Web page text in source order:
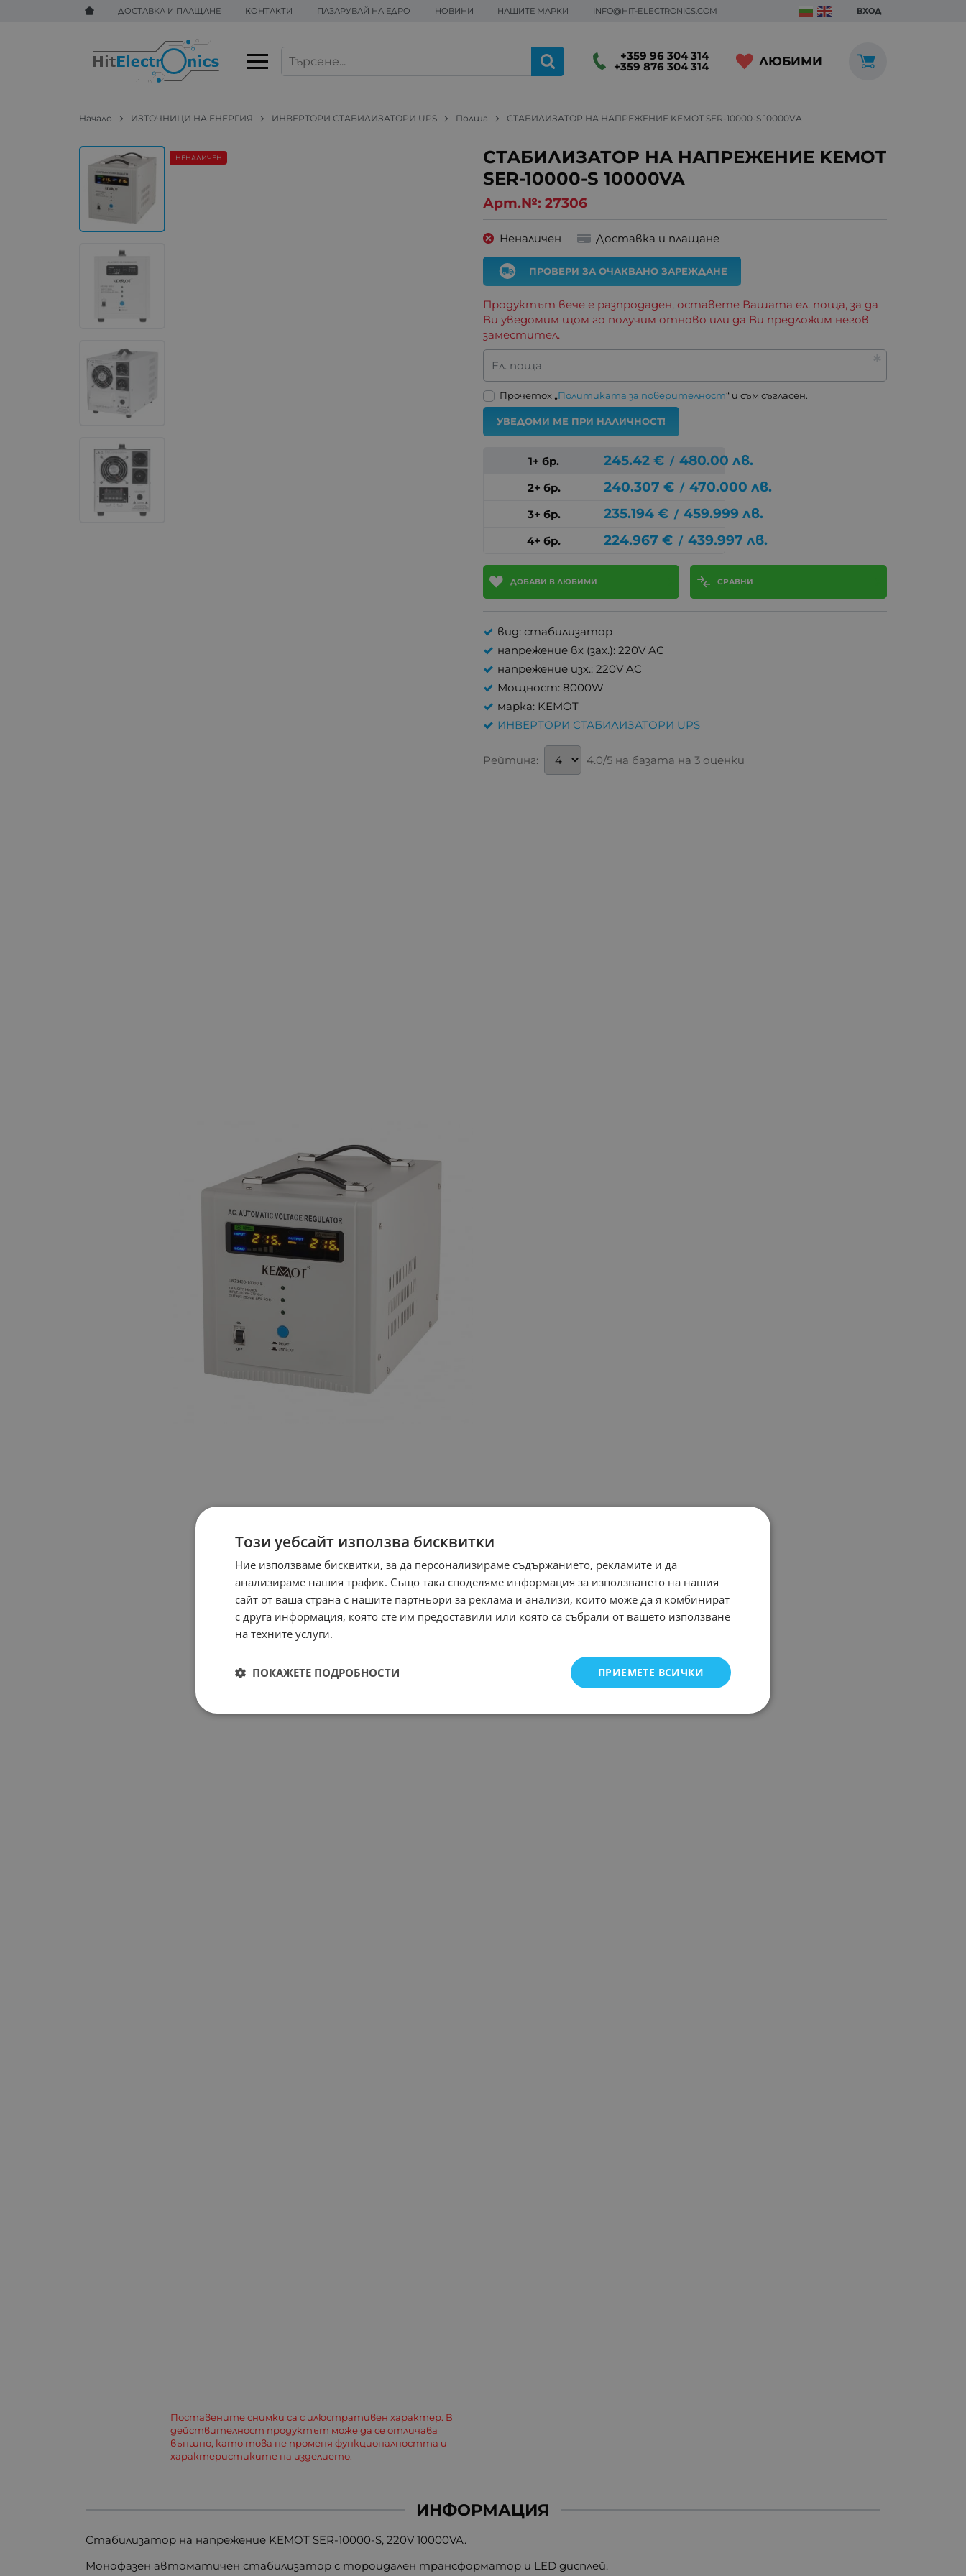
ДОСТАВКА И ПЛАЩАНЕ КОНТАКТИ ПАЗАРУВАЙ НА ЕДРО НОВИНИ НАШИТЕ МАРКИ INFO@HIT-ELECTRONICS.COM ВХОД
+359 96 304 314
+359 876 304 314 ЛЮБИМИ
Начало ИЗТОЧНИЦИ НА ЕНЕРГИЯ ИНВЕРТОРИ СТАБИЛИЗАТОРИ UPS Полша СТАБИЛИЗАТОР НА НАПРЕЖЕНИЕ KEMOT SER-10000-S 10000VA
СТАБИЛИЗАТОР НА НАПРЕЖЕНИЕ KEMOT
SER-10000-S 10000VA
Арт.№: 27306
Поставените снимки са с илюстративен характер. В
действителност продуктът може да се отличава
външно, като това не променя функционалността и
характеристиките на изделието.
НЕНАЛИЧЕН
Неналичен Доставка и плащане
ПРОВЕРИ ЗА ОЧАКВАНО ЗАРЕЖДАНЕ
Продуктът вече е разпродаден, оставете Вашата ел. поща, за да
Ви уведомим щом го получим отново или да Ви предложим негов
заместител.
Ел. поща
Прочетох „Политиката за поверителност“ и съм съгласен.
УВЕДОМИ МЕ ПРИ НАЛИЧНОСТ!
1+ бр. 245.42 € / 480.00 лв.
2+ бр. 240.307 € / 470.000 лв.
3+ бр. 235.194 € / 459.999 лв.
4+ бр. 224.967 € / 439.997 лв.
ДОБАВИ В ЛЮБИМИ СРАВНИ
вид: стабилизатор
напрежение вх (зах.): 220V AC
напрежение изх.: 220V AC
Мощност: 8000W
марка: KEMOT
ИНВЕРТОРИ СТАБИЛИЗАТОРИ UPS
Рейтинг: 4.0/5 на базата на 3 оценки
ИНФОРМАЦИЯ
Стабилизатор на напрежение KEMOT SER-10000-S, 220V 10000VA.
Монофазен автоматичен стабилизатор с тороидален трансформатор и LED дисплей.
Този уебсайт използва бисквитки
Ние използваме бисквитки, за да персонализираме съдържанието, рекламите и да
анализираме нашия трафик. Също така споделяме информация за използването на нашия
сайт от ваша страна с нашите партньори за реклама и анализи, които може да я комбинират
с друга информация, която сте им предоставили или която са събрали от вашето използване
на техните услуги.
ПРИЕМЕТЕ ВСИЧКИ
ПОКАЖЕТЕ ПОДРОБНОСТИ